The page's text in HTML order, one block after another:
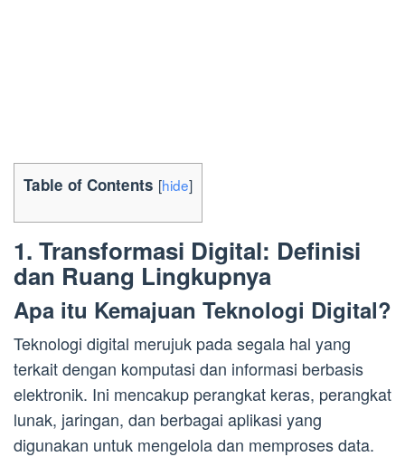
Table of Contents [hide]
1. Transformasi Digital: Definisi
dan Ruang Lingkupnya
Apa itu Kemajuan Teknologi Digital?
Teknologi digital merujuk pada segala hal yang
terkait dengan komputasi dan informasi berbasis
elektronik. Ini mencakup perangkat keras, perangkat
lunak, jaringan, dan berbagai aplikasi yang
digunakan untuk mengelola dan memproses data.